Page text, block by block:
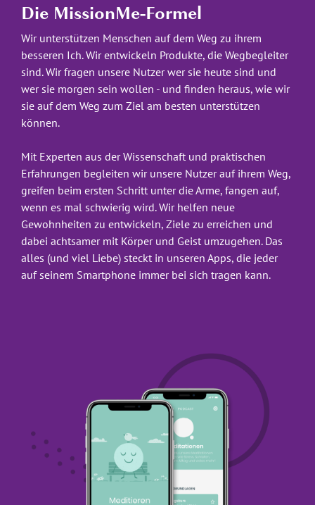
Die MissionMe-Formel
Wir unterstützen Menschen auf dem Weg zu ihrem
besseren Ich. Wir entwickeln Produkte, die Wegbegleiter
sind. Wir fragen unsere Nutzer wer sie heute sind und
wer sie morgen sein wollen - und finden heraus, wie wir
sie auf dem Weg zum Ziel am besten unterstützen
können.
Mit Experten aus der Wissenschaft und praktischen
Erfahrungen begleiten wir unsere Nutzer auf ihrem Weg,
greifen beim ersten Schritt unter die Arme, fangen auf,
wenn es mal schwierig wird. Wir helfen neue
Gewohnheiten zu entwickeln, Ziele zu erreichen und
dabei achtsamer mit Körper und Geist umzugehen. Das
alles (und viel Liebe) steckt in unseren Apps, die jeder
auf seinem Smartphone immer bei sich tragen kann.